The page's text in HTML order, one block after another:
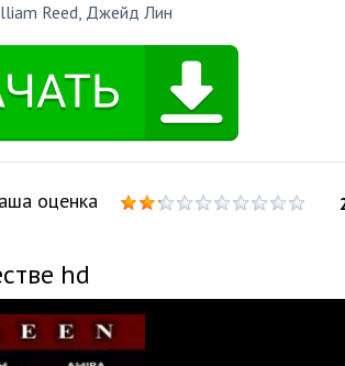
Reed, Джейд Лин
оценка
hd